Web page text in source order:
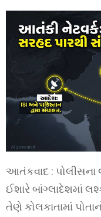
આતંકવાદ : પોલીસના
ઈશારે બાંગ્લાદેશમાં
તેણે કોલકાતામાં